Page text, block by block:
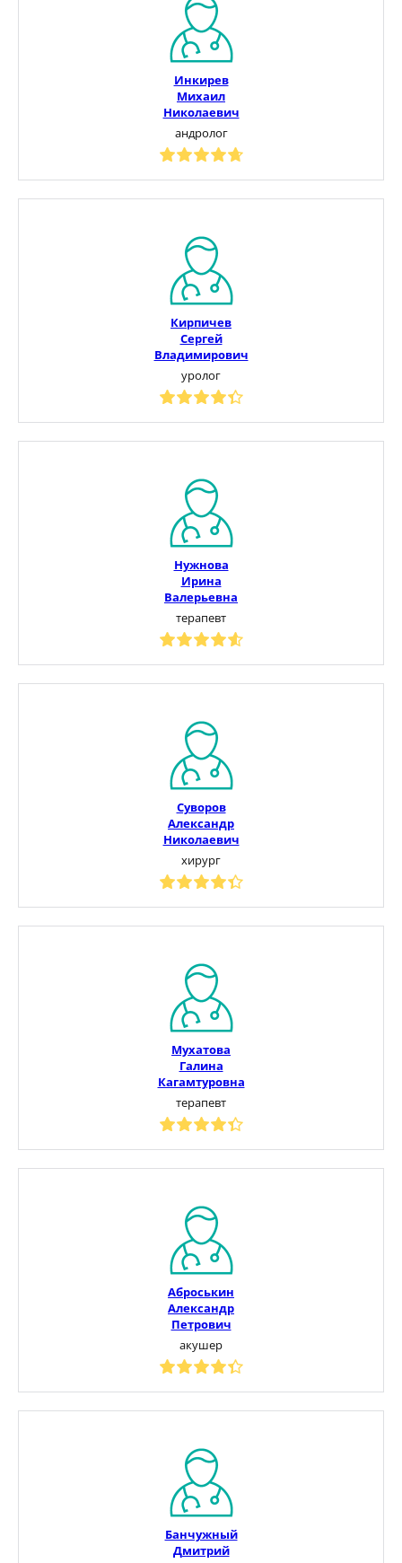
Инкирев
Михаил
Николаевич
андролог
Кирпичев
Сергей
Владимирович
уролог
Нужнова
Ирина
Валерьевна
терапевт
Суворов
Александр
Николаевич
хирург
Мухатова
Галина
Кагамтуровна
терапевт
Аброськин
Александр
Петрович
акушер
Банчужный
Дмитрий